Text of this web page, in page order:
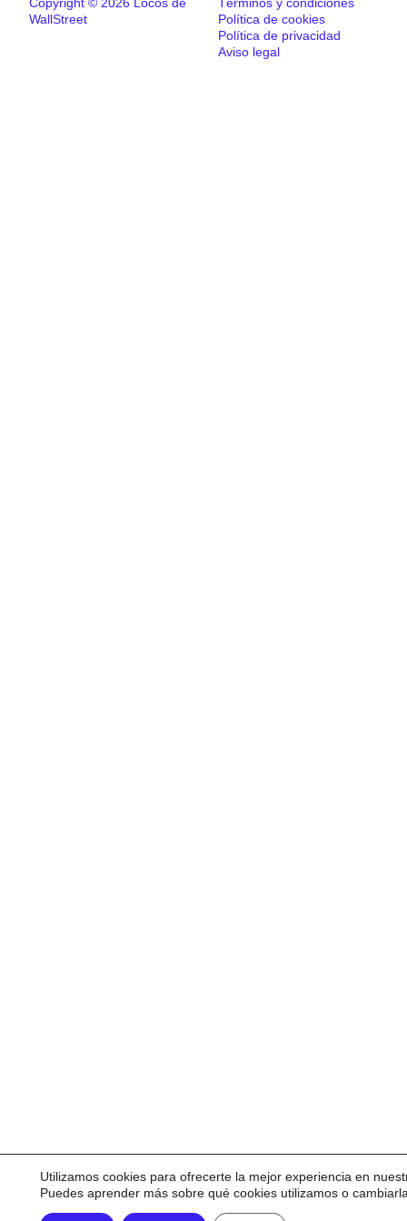
WallStreet
Política de cookies
Política de privacidad
Aviso legal
Utilizamos cookies para ofrecerte la mejor experiencia en
Puedes aprender más sobre qué cookies utilizamos o